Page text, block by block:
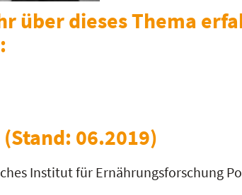
über dieses Thema
06.2019)
Institut für Ernährungsforschung